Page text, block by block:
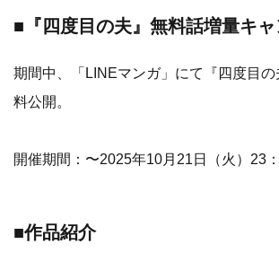
■『四度目の夫』無料話増量キ
期間中、「LINEマンガ」にて『四度目
料公開。
開催期間：〜2025年10月21日（火）23
■作品紹介